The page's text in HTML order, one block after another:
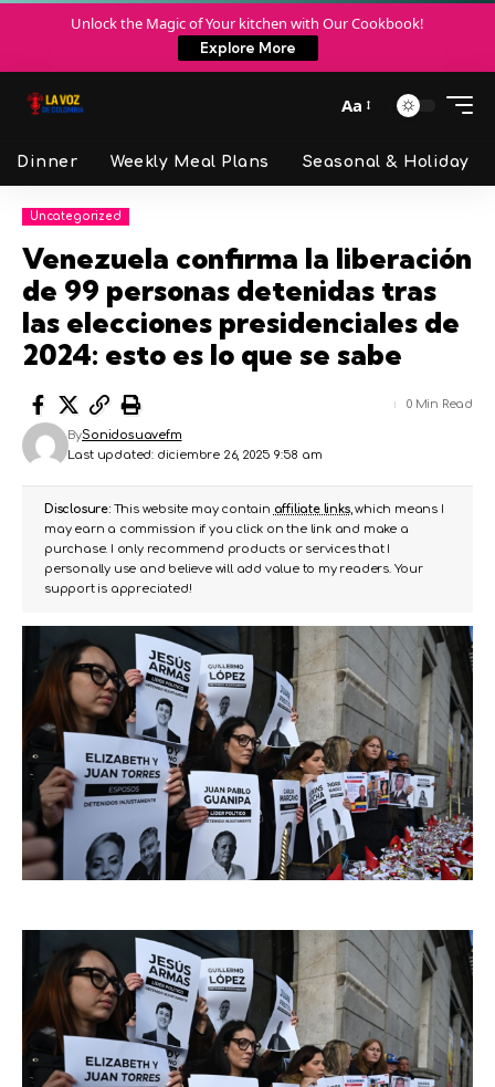
Unlock the Magic of Your kitchen with Our Cookbook!
Explore More
Aa
Dinner Weekly Meal Plans Seasonal & Holiday
Uncategorized
Venezuela confirma la liberación
de 99 personas detenidas tras
las elecciones presidenciales de
2024: esto es lo que se sabe
Last updated: diciembre 26, 2025 9:58 am
BySonidosuavefm
0 Min Read
Disclosure:This website may contain affiliate links, which means I
may earn a commission if you click on the link and make a
purchase. I only recommend products or services that I
personally use and believe will add value to my readers. Your
support is appreciated!